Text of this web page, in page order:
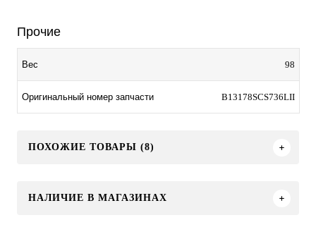
Прочие
Вес 98
Оригинальный номер запчасти B13178SCS736LII
ПОХОЖИЕ ТОВАРЫ (8)
НАЛИЧИЕ В МАГАЗИНАХ